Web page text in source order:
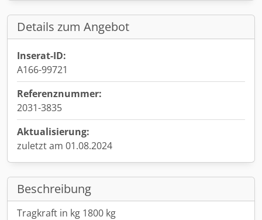
Details zum Angebot
Inserat-ID:
A166-99721
Referenznummer:
2031-3835
Aktualisierung:
zuletzt am 01.08.2024
Beschreibung
Tragkraft in kg 1800 kg